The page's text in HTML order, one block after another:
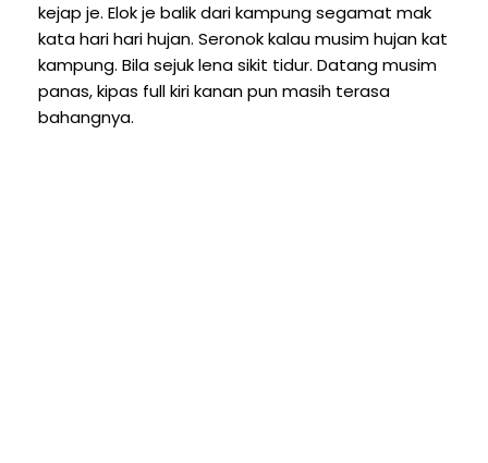
kejap je. Elok je balik dari kampung segamat mak
kata hari hari hujan. Seronok kalau musim hujan kat
kampung. Bila sejuk lena sikit tidur. Datang musim
panas, kipas full kiri kanan pun masih terasa
bahangnya.